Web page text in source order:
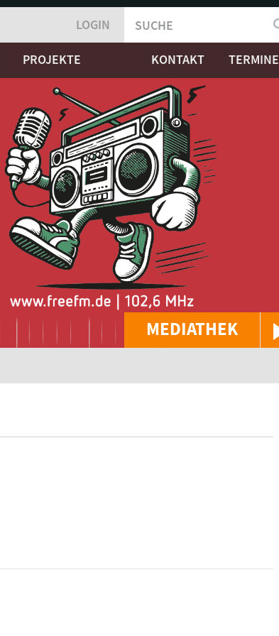
MEDIATHEK
LOGIN
SUCHFORMULAR
SUCHE
PROJEKTE KONTAKT TERMINE